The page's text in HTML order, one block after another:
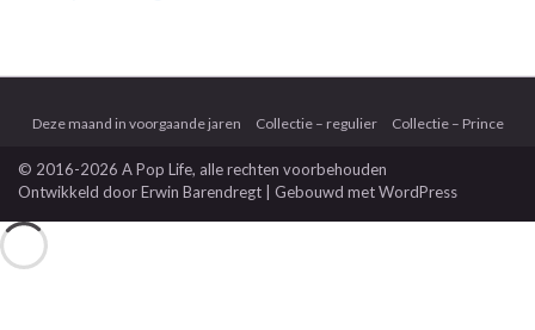
Deze maand in voorgaande jaren Collectie – regulier Collectie – Prince
© 2016-2026 A Pop Life, alle rechten voorbehouden
Ontwikkeld doorErwin Barendregt | Gebouwd metWordPress